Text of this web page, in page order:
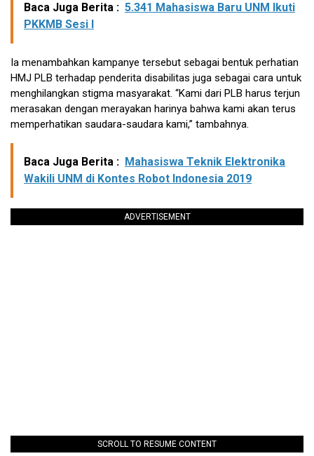
Baca Juga Berita : 5.341 Mahasiswa Baru UNM Ikuti
PKKMB Sesi I
Ia menambahkan kampanye tersebut sebagai bentuk perhatian
HMJ PLB terhadap penderita disabilitas juga sebagai cara untuk
menghilangkan stigma masyarakat. “Kami dari PLB harus terjun
merasakan dengan merayakan harinya bahwa kami akan terus
memperhatikan saudara-saudara kami,” tambahnya.
Baca Juga Berita : Mahasiswa Teknik Elektronika
Wakili UNM di Kontes Robot Indonesia 2019
ADVERTISEMENT
SCROLL TO RESUME CONTENT